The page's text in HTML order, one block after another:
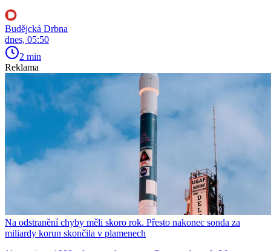
Budějcká Drbna
dnes, 05:50
2 min
Reklama
Na odstranění chyby měli skoro rok. Přesto nakonec sonda za
miliardy korun skončila v plamenech